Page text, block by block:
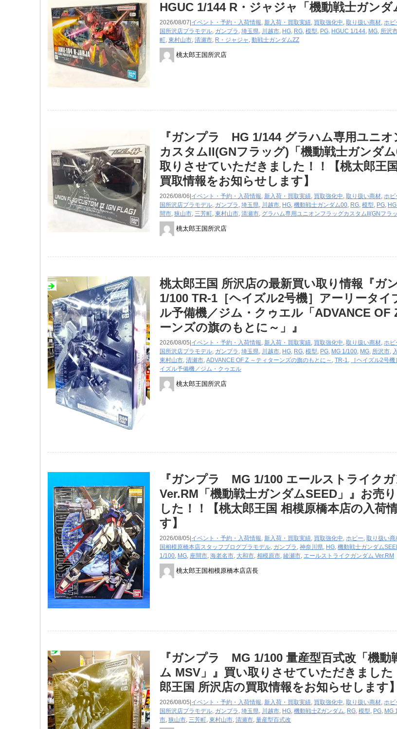
HGUC 1/144 R・ジャジャ「機動戦士ガンダ
2026/08/07| イベント・予約・入荷情報, 新入荷・買取実績, 買取強化中, 取り扱い商材, ホビ
国所沢店プラモデル, ガンプラ , 埼玉県, 川越市, HG, RG, 模型, PG, HGUC 1/144, MG, 所沢
町, 東村山市, 清瀬市, R・ジャジャ , 動戦士ガンダムZZ
桃太郎王国所沢店
『ガンプラ HG 1/144 グラハム専用ユニ
カスタムII(GNフラッグ)「機動戦士ガンダ
取りさせていただきました！！【桃太郎王
買取情報をお知らせします】
2026/08/06| イベント・予約・入荷情報, 新入荷・買取実績, 買取強化中, 取り扱い商材, ホビ
国所沢店プラモデル, ガンプラ , 埼玉県, 川越市, HG, 機動戦士ガンダム00, RG, 模型, PG,
間市, 狭山市, 三芳町, 東村山市, 清瀬市, グラハム専用ユニオンフラッグカスタムII(GNフラ
桃太郎王国所沢店
桃太郎王国 所沢店の最新買い取り情報『
1/100 TR-1［ヘイズル2号機］アーリータイ
ル予備機／ジム・クゥエル「ADVANCE OF
ーンズの旗のもとに～」』
2026/08/05| イベント・予約・入荷情報, 新入荷・買取実績, 買取強化中, 取り扱い商材, ホビ
国所沢店プラモデル, ガンプラ , 埼玉県, 川越市, HG, RG, 模型, PG, MG 1/100, MG, 所沢市,
東村山市, 清瀬市, ADVANCE OF Z ～ティターンズの旗のもとに～ , TR-1,
［ヘイズル2号
イズル予備機／ジム・クゥエル
桃太郎王国所沢店
『ガンプラ MG 1/100 エールストライク
Ver.RM「機動戦士ガンダムSEED」』お売
した！！【桃太郎王国 相模原橋本店の入荷
す】
2026/08/05| イベント・予約・入荷情報, 新入荷・買取実績, 買取強化中, ホビー, 取り扱い商
国相模原橋本店スタッフブログプラモデル, ガンプラ , 神奈川県, HG, 機動戦士ガンダム
1/100, MG, 座間市, 海老名市, 大和市, 相模原市, 綾瀬市, エールストライクガンダム Ver.RM
桃太郎王国相模原橋本店店長
『ガンプラ MG 1/100 量産型百式改「機動
ム MSV」』買い取りさせていただきました
郎王国 所沢店の買取情報をお知らせします】
2026/08/05|イベント・予約・入荷情報, 新入荷・買取実績, 買取強化中, 取り扱い商材, ホビ
国所沢店プラモデル, ガンプラ , 埼玉県, 川越市, HG, 機動戦士Zガンダム, RG, 模型, PG, MG
市, 狭山市, 三芳町, 東村山市, 清瀬市, 量産型百式改